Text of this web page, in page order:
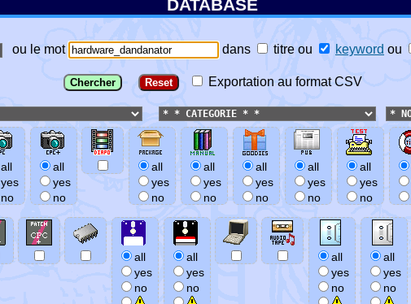
DATABASE
ou le mot dans titre ou keyword ou
Exportation au format CSV
all
yes
no
all
yes
no
all
yes
no
all
yes
no
all
yes
no
all
yes
no
all
yes
no
all
yes
no
all
yes
no
all
yes
no
all
yes
no